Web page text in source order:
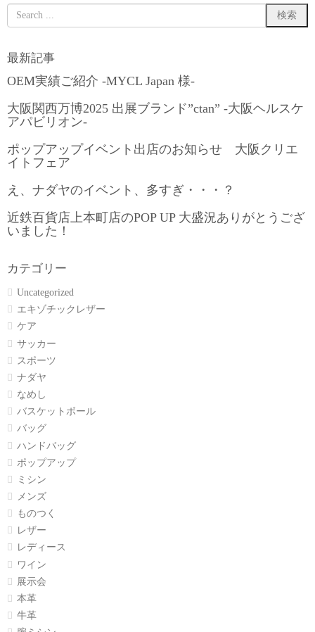
最新記事
OEM実績ご紹介 -MYCL Japan 様-
大阪関西万博2025 出展ブランド”ctan” -大阪ヘルスケ
アパビリオン-
ポップアップイベント出店のお知らせ 大阪クリエ
イトフェア
え、ナダヤのイベント、多すぎ・・・？
近鉄百貨店上本町店のPOP UP 大盛況ありがとうござ
いました！
カテゴリー
Uncategorized
エキゾチックレザー
ケア
サッカー
スポーツ
ナダヤ
なめし
バスケットボール
バッグ
ハンドバッグ
ポップアップ
ミシン
メンズ
ものつく
レザー
レディース
ワイン
展示会
本革
牛革